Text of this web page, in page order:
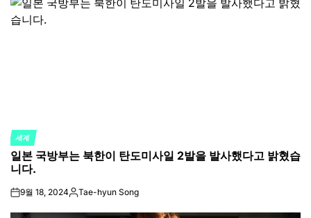
POSTED
IN
세계
일본 국방부는 북한이 탄도미사일 2발을 발사했다고 밝혔습
니다.
on9월 18, 2024Posted
Tae-hyun Song